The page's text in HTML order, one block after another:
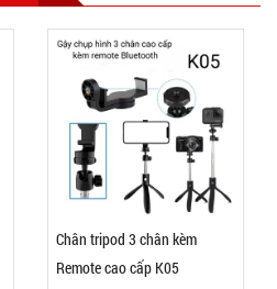
Máy cắt tỉa
lông mũi
bằng thép
không rỉ
SP:
Chân tripod 3 chân kèm
Remote cao cấp K05